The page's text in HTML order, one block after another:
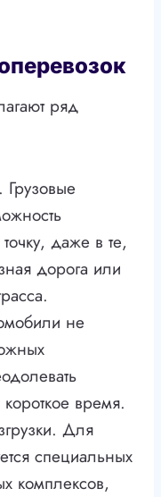
ряд
Грузовые
даже в те,
дорога или
не
время.
Для
специальных
комплексов,